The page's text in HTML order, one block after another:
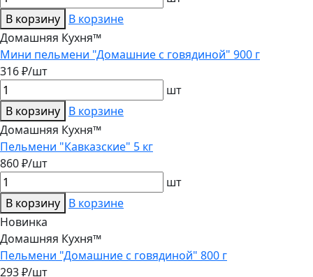
В корзину В корзине
Домашняя Кухня™
Мини пельмени "Домашние с говядиной" 900 г
316 ₽/шт
шт
В корзину В корзине
Домашняя Кухня™
Пельмени "Кавказские" 5 кг
860 ₽/шт
шт
В корзину В корзине
Новинка
Домашняя Кухня™
Пельмени "Домашние с говядиной" 800 г
293 ₽/шт